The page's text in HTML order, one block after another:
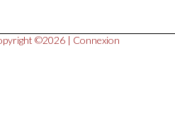
©2026 | Connexion